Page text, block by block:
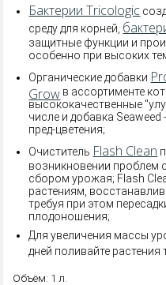
Бактерии Tricologic
среду для корней,
защитные функции и
особенно при высоких
Органические добавки
Grow в ассортименте
высококачественные
числе и добавка
пред-цветения;
Очиститель Flash Clean
возникновении проблем
сбором урожая; Flash
растениям,
требуя при этом
плодоношения;
Для увеличения массы
дней поливайте
Объём: 1 л.